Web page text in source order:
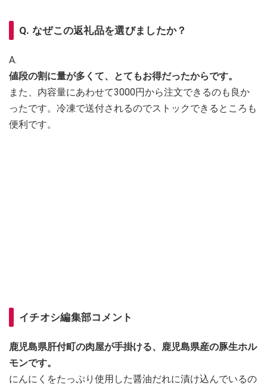
Q. なぜこの返礼品を選びましたか？
A.
値段の割に量が多くて、とてもお得だったからです。
また、内容量にあわせて3000円から注文できるのも良か
ったです。冷凍で送付されるのでストックできるところも
便利です。
イチオシ編集部コメント
鹿児島県肝付町の肉屋が手掛ける、鹿児島県産の豚生ホル
モンです。
にんにくをたっぷり使用した醤油だれに漬け込んでいるの